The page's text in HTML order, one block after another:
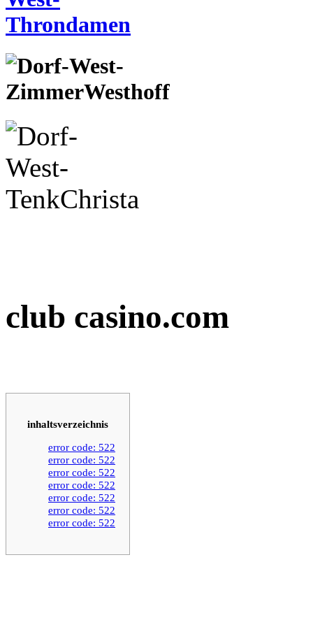
club casino.com
inhaltsverzeichnis
error code: 522
error code: 522
error code: 522
error code: 522
error code: 522
error code: 522
error code: 522